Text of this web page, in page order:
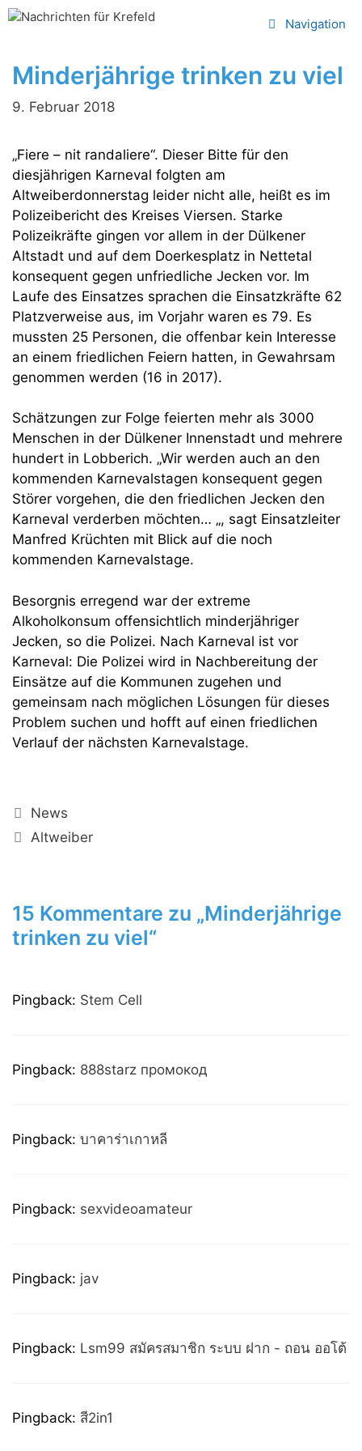
Zum
Navigation
Minderjährige trinken zu viel
9. Februar 2018
„Fiere – nit randaliere“. Dieser Bitte für den
diesjährigen Karneval folgten am
Altweiberdonnerstag leider nicht alle, heißt es im
Polizeibericht des Kreises Viersen. Starke
Polizeikräfte gingen vor allem in der Dülkener
Altstadt und auf dem Doerkesplatz in Nettetal
konsequent gegen unfriedliche Jecken vor. Im
Laufe des Einsatzes sprachen die Einsatzkräfte 62
Platzverweise aus, im Vorjahr waren es 79. Es
mussten 25 Personen, die offenbar kein Interesse
an einem friedlichen Feiern hatten, in Gewahrsam
genommen werden (16 in 2017).
Schätzungen zur Folge feierten mehr als 3000
Menschen in der Dülkener Innenstadt und mehrere
hundert in Lobberich. „Wir werden auch an den
kommenden Karnevalstagen konsequent gegen
Störer vorgehen, die den friedlichen Jecken den
Karneval verderben möchten… „, sagt Einsatzleiter
Manfred Krüchten mit Blick auf die noch
kommenden Karnevalstage.
Besorgnis erregend war der extreme
Alkoholkonsum offensichtlich minderjähriger
Jecken, so die Polizei. Nach Karneval ist vor
Karneval: Die Polizei wird in Nachbereitung der
Einsätze auf die Kommunen zugehen und
gemeinsam nach möglichen Lösungen für dieses
Problem suchen und hofft auf einen friedlichen
Verlauf der nächsten Karnevalstage.
Kategorien
News
Schlagwörter
Altweiber
15 Kommentare zu „Minderjährige
trinken zu viel“
Pingback: Stem Cell
Pingback: 888starz промокод
Pingback: บาคาร่าเกาหลี
Pingback: sexvideoamateur
Pingback: jav
Pingback: Lsm99 สมัครสมาชิก ระบบ ฝาก - ถอน ออโต้
Pingback: สี2in1